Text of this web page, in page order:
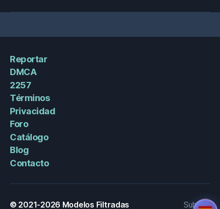
Reportar
DMCA
2257
Términos
Privacidad
Foro
Catálogo
Blog
Contacto
© 2021-2026 Modelos Filtradas Subir↑